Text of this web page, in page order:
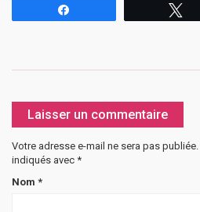
Laisser un commentaire
Votre adresse e-mail ne sera pas publiée.
indiqués avec *
Nom *